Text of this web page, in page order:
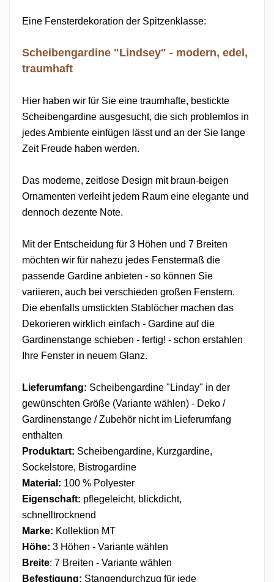
Eine Fensterdekoration der Spitzenklasse:
Scheibengardine "Lindsey" - modern, edel,
traumhaft
Hier haben wir für Sie eine traumhafte, bestickte
Scheibengardine ausgesucht, die sich problemlos in
jedes Ambiente einfügen lässt und an der Sie lange
Zeit Freude haben werden.
Das moderne, zeitlose Design mit braun-beigen
Ornamenten verleiht jedem Raum eine elegante und
dennoch dezente Note.
Mit der Entscheidung für 3 Höhen und 7 Breiten
möchten wir für nahezu jedes Fenstermaß die
passende Gardine anbieten - so können Sie
variieren, auch bei verschieden großen Fenstern.
Die ebenfalls umstickten Stablöcher machen das
Dekorieren wirklich einfach - Gardine auf die
Gardinenstange schieben - fertig! - schon erstahlen
Ihre Fenster in neuem Glanz.
Lieferumfang: Scheibengardine "Linday" in der
gewünschten Größe (Variante wählen) - Deko /
Gardinenstange / Zubehör nicht im Lieferumfang
enthalten
Produktart: Scheibengardine, Kurzgardine,
Sockelstore, Bistrogardine
Material: 100 % Polyester
Eigenschaft: pflegeleicht, blickdicht,
schnelltrocknend
Marke: Kollektion MT
Höhe: 3 Höhen - Variante wählen
Breite: 7 Breiten - Variante wählen
Befestigung: Stangendurchzug für jede